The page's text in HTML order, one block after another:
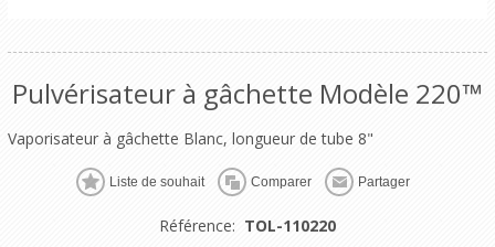
Pulvérisateur à gâchette Modèle 220™
Vaporisateur à gâchette Blanc, longueur de tube 8"
Liste de souhait Comparer Partager
Référence: TOL-110220